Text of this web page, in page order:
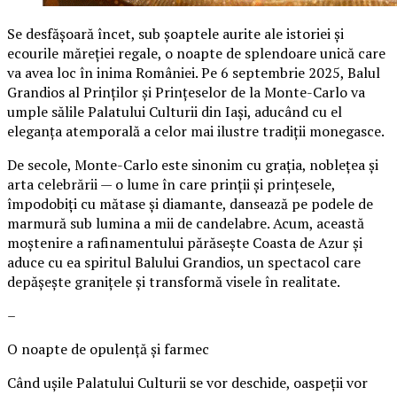
Se desfășoară încet, sub șoaptele aurite ale istoriei și
ecourile măreției regale, o noapte de splendoare unică care
va avea loc în inima României. Pe 6 septembrie 2025, Balul
Grandios al Prinților și Prințeselor de la Monte-Carlo va
umple sălile Palatului Culturii din Iași, aducând cu el
eleganța atemporală a celor mai ilustre tradiții monegasce.
De secole, Monte-Carlo este sinonim cu grația, noblețea și
arta celebrării — o lume în care prinții și prințesele,
împodobiți cu mătase și diamante, dansează pe podele de
marmură sub lumina a mii de candelabre. Acum, această
moștenire a rafinamentului părăsește Coasta de Azur și
aduce cu ea spiritul Balului Grandios, un spectacol care
depășește granițele și transformă visele în realitate.
–
O noapte de opulență și farmec
Când ușile Palatului Culturii se vor deschide, oaspeții vor